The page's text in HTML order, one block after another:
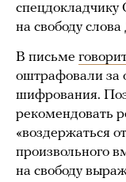
на свободу
В письме
оштрафовали за
шифрования.
рекомендовать
«воздержаться
произвольного
на свободу